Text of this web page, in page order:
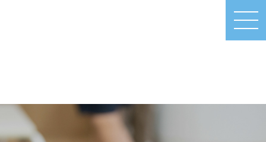
MEN
U